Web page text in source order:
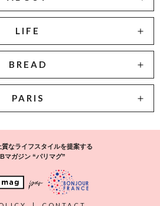
LIFE
BREAD
PARIS
質なライフスタイルを提案する
マガジン “パリマグ”